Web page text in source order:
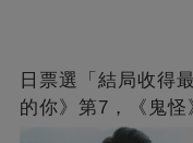
日票選「結局收得
的你》第7，《鬼